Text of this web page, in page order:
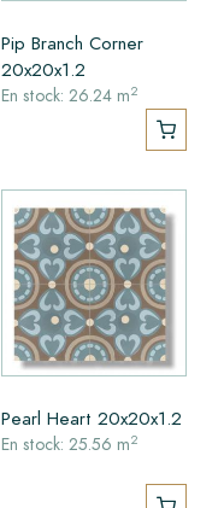
Pip Branch Corner
20x20x1.2
En stock: 26.24 m2
Pearl Heart 20x20x1.2
En stock: 25.56 m2